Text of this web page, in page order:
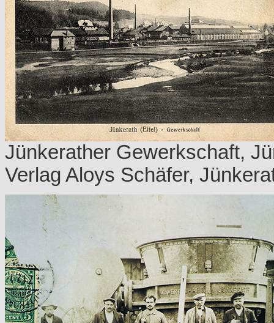
Jünkerather Gewerkschaft,
Verlag Aloys Schäfer,